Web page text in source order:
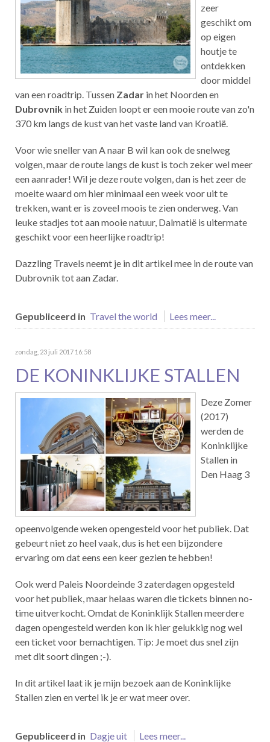
zeer
geschikt om
op eigen
houtje te
ontdekken
door middel
van een roadtrip. Tussen Zadar in het Noorden en
Dubrovnik in het Zuiden loopt er een mooie route van zo'n
370 km langs de kust van het vaste land van Kroatië.
Voor wie sneller van A naar B wil kan ook de snelweg
volgen, maar de route langs de kust is toch zeker wel meer
een aanrader! Wil je deze route volgen, dan is het zeer de
moeite waard om hier minimaal een week voor uit te
trekken, want er is zoveel moois te zien onderweg. Van
leuke stadjes tot aan mooie natuur, Dalmatië is uitermate
geschikt voor een heerlijke roadtrip!
Dazzling Travels neemt je in dit artikel mee in de route van
Dubrovnik tot aan Zadar.
Gepubliceerd in Travel the world Lees meer...
zondag, 23 juli 2017 16:58
DE KONINKLIJKE STALLEN
Deze Zomer
(2017)
werden de
Koninklijke
Stallen in
Den Haag 3
opeenvolgende weken opengesteld voor het publiek. Dat
gebeurt niet zo heel vaak, dus is het een bijzondere
ervaring om dat eens een keer gezien te hebben!
Ook werd Paleis Noordeinde 3 zaterdagen opgesteld
voor het publiek, maar helaas waren die tickets binnen no-
time uitverkocht. Omdat de Koninklijk Stallen meerdere
dagen opengesteld werden kon ik hier gelukkig nog wel
een ticket voor bemachtigen. Tip: Je moet dus snel zijn
met dit soort dingen ;-).
In dit artikel laat ik je mijn bezoek aan de Koninklijke
Stallen zien en vertel ik je er wat meer over.
Gepubliceerd in Dagje uit Lees meer...